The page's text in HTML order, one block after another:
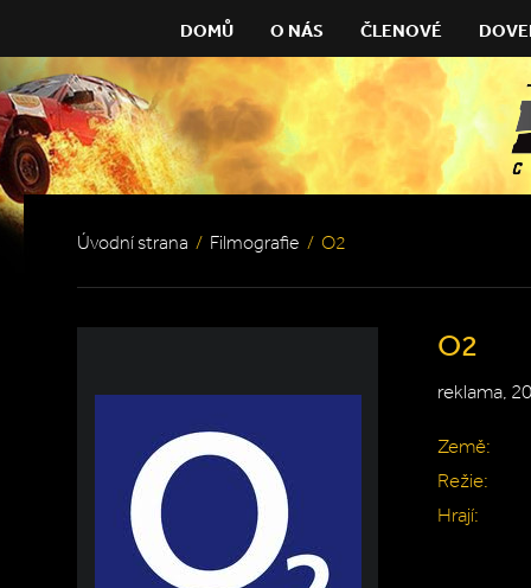
DOMŮ O NÁS ČLENOVÉ
Úvodní strana / Filmografie / O2
O2
reklama,
Země:
Režie:
Hrají: